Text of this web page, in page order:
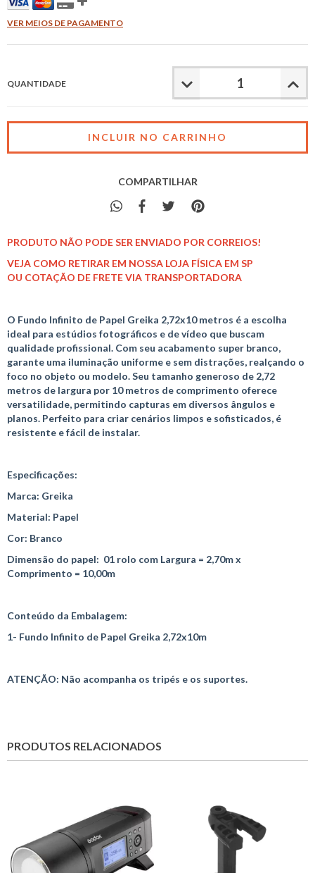
VER MEIOS DE PAGAMENTO
QUANTIDADE
COMPARTILHAR
PRODUTO NÃO PODE SER ENVIADO POR CORREIOS!
VEJA COMO RETIRAR EM NOSSA LOJA FÍSICA EM SP
OU COTAÇÃO DE FRETE VIA TRANSPORTADORA
O Fundo Infinito de Papel Greika 2,72x10 metros é a escolha
ideal para estúdios fotográficos e de vídeo que buscam
qualidade profissional. Com seu acabamento super branco,
garante uma iluminação uniforme e sem distrações, realçando o
foco no objeto ou modelo. Seu tamanho generoso de 2,72
metros de largura por 10 metros de comprimento oferece
versatilidade, permitindo capturas em diversos ângulos e
planos. Perfeito para criar cenários limpos e sofisticados, é
resistente e fácil de instalar.
Especificações:
Marca: Greika
Material: Papel
Cor: Branco
Dimensão do papel: 01 rolo com Largura = 2,70m x
Comprimento = 10,00m
Conteúdo da Embalagem:
1- Fundo Infinito de Papel Greika 2,72x10m
ATENÇÃO: Não acompanha os tripés e os suportes.
PRODUTOS RELACIONADOS